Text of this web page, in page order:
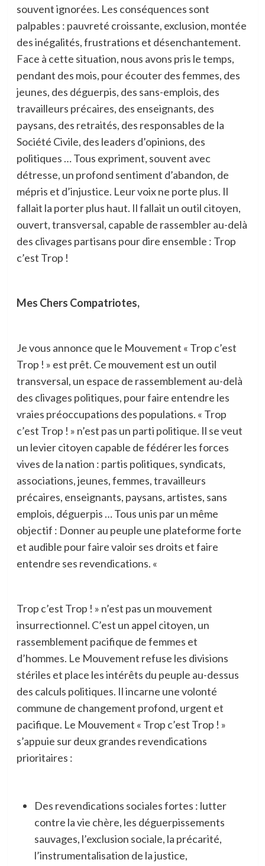
souvent ignorées. Les conséquences sont
palpables : pauvreté croissante, exclusion, montée
des inégalités, frustrations et désenchantement.
Face à cette situation, nous avons pris le temps,
pendant des mois, pour écouter des femmes, des
jeunes, des déguerpis, des sans-emplois, des
travailleurs précaires, des enseignants, des
paysans, des retraités, des responsables de la
Société Civile, des leaders d’opinions, des
politiques … Tous expriment, souvent avec
détresse, un profond sentiment d’abandon, de
mépris et d’injustice. Leur voix ne porte plus. Il
fallait la porter plus haut. Il fallait un outil citoyen,
ouvert, transversal, capable de rassembler au-delà
des clivages partisans pour dire ensemble : Trop
c’est Trop !
Mes Chers Compatriotes,
Je vous annonce que le Mouvement « Trop c’est
Trop ! » est prêt. Ce mouvement est un outil
transversal, un espace de rassemblement au-delà
des clivages politiques, pour faire entendre les
vraies préoccupations des populations. « Trop
c’est Trop ! » n’est pas un parti politique. Il se veut
un levier citoyen capable de fédérer les forces
vives de la nation : partis politiques, syndicats,
associations, jeunes, femmes, travailleurs
précaires, enseignants, paysans, artistes, sans
emplois, déguerpis … Tous unis par un même
objectif : Donner au peuple une plateforme forte
et audible pour faire valoir ses droits et faire
entendre ses revendications. «
Trop c’est Trop ! » n’est pas un mouvement
insurrectionnel. C’est un appel citoyen, un
rassemblement pacifique de femmes et
d’hommes. Le Mouvement refuse les divisions
stériles et place les intérêts du peuple au-dessus
des calculs politiques. Il incarne une volonté
commune de changement profond, urgent et
pacifique. Le Mouvement « Trop c’est Trop ! »
s’appuie sur deux grandes revendications
prioritaires :
Des revendications sociales fortes : lutter
contre la vie chère, les déguerpissements
sauvages, l’exclusion sociale, la précarité,
l’instrumentalisation de la justice,